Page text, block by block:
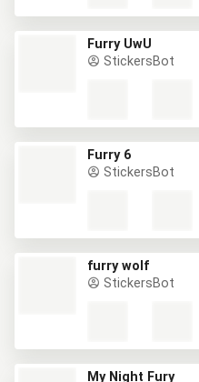
Furry UwU
StickersBot
Furry 6
StickersBot
furry wolf
StickersBot
My Night Fury